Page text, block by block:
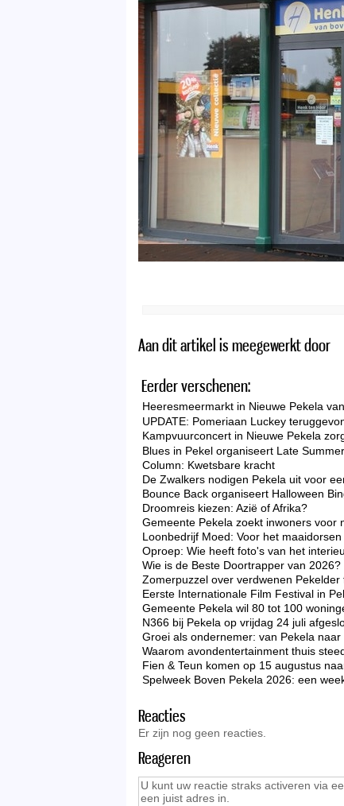
Aan dit artikel is meegewerkt door
Eerder verschenen:
Heeresmeermarkt in Nieuwe Pekela
UPDATE: Pomeriaan Luckey
Kampvuurconcert in Nieuwe Pekela
Blues in Pekel organiseert Late
Column: Kwetsbare kracht
De Zwalkers nodigen Pekela uit voor
Bounce Back organiseert Halloween
Droomreis kiezen: Azië of Afrika?
Gemeente Pekela zoekt inwoners voor
Loonbedrijf Moed: Voor het
Oproep: Wie heeft foto's van het
Wie is de Beste Doortrapper van 2026?
Zomerpuzzel over verdwenen Pekelder
Eerste Internationale Film Festival in
Gemeente Pekela wil 80 tot 100
N366 bij Pekela op vrijdag 24 juli
Groei als ondernemer: van Pekela naar
Waarom avondentertainment thuis
Fien & Teun komen op 15 augustus
Spelweek Boven Pekela 2026: een
Reacties
Er zijn nog geen reacties.
Reageren
U kunt uw reactie straks activeren via
een juist adres in.